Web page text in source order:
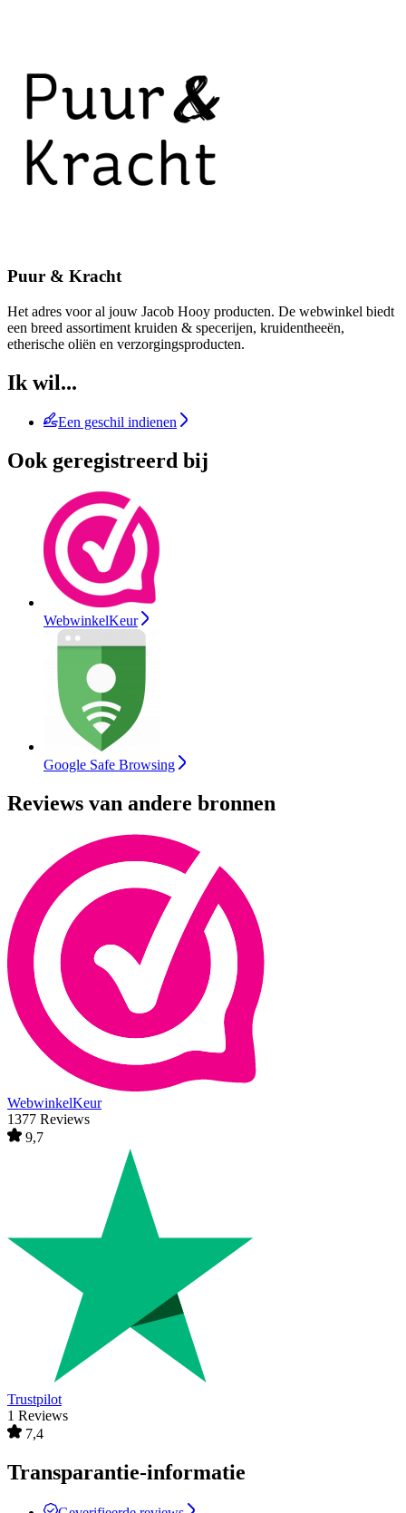
Puur & Kracht
Het adres voor al jouw Jacob Hooy producten. De webwinkel biedt
een breed assortiment kruiden & specerijen, kruidentheeën,
etherische oliën en verzorgingsproducten.
Ik wil...
Een geschil indienen
Ook geregistreerd bij
WebwinkelKeur
Google Safe Browsing
Reviews van andere bronnen
WebwinkelKeur
1377 Reviews
9,7
Trustpilot
1 Reviews
7,4
Transparantie-informatie